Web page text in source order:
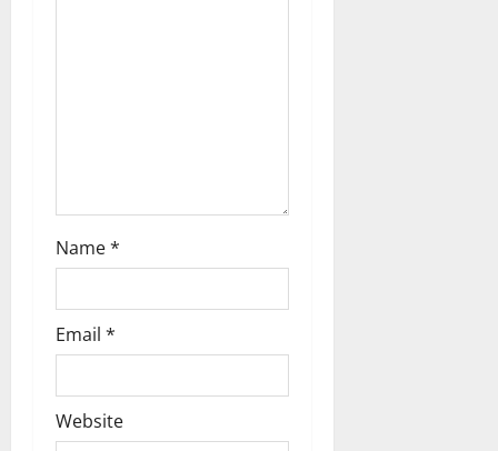
Name*
Email *
Website